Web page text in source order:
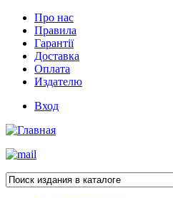
Про нас
Правила
Гарантії
Доставка
Оплата
Издателю
Вход